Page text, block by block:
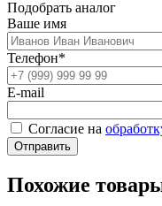
Подобрать аналог
Ваше имя
Телефон*
E-mail
Согласие на
Отправить
Похожие